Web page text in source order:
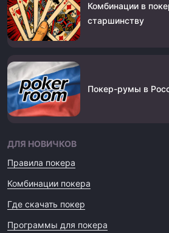
Комбинации в
старшинству
Покер-румы в
ДЛЯ НОВИЧКОВ
Правила покера
Комбинации покера
Где скачать покер
Программы для покера